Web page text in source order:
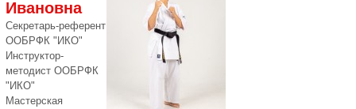
Ивановна
Секретарь-референт
ООБРФК "ИКО"
Инструктор-
методист ООБРФК
"ИКО"
Мастерская